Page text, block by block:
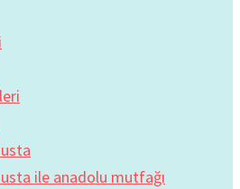
ile anadolu mutfağı